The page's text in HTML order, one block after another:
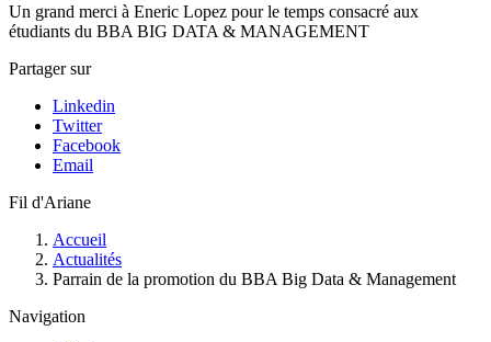
Un grand merci à Eneric Lopez pour le temps consacré aux
étudiants du BBA BIG DATA & MANAGEMENT
Partager sur
Linkedin
Twitter
Facebook
Email
Fil d'Ariane
Accueil
Actualités
Parrain de la promotion du BBA Big Data & Management
Navigation